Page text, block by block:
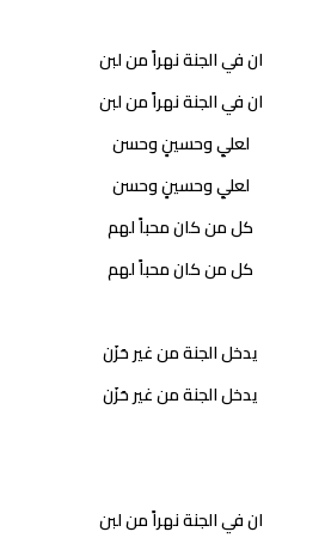
ان في الجنة نهراً من لبن
ان في الجنة نهراً من لبن
لعليٍ وحسينٍ وحسن
لعليٍ وحسينٍ وحسن
كل من كان محباً لهم
كل من كان محباً لهم
يدخل الجنة من غير حَزَن
يدخل الجنة من غير حَزَن
ان في الجنة نهراً من لبن